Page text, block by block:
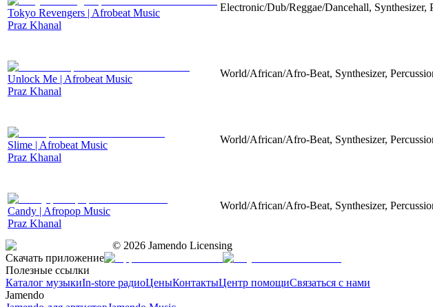
Tokyo Revengers | Afrobeat Music
Praz Khanal
Electronic/Dub/Reggae/Dancehall, Synthesizer,
Unlock Me | Afrobeat Music
Praz Khanal
World/African/Afro-Beat, Synthesizer,
Slime | Afrobeat Music
Praz Khanal
World/African/Afro-Beat, Synthesizer,
Candy | Afropop Music
Praz Khanal
World/African/Afro-Beat, Synthesizer,
© 2026 Jamendo Licensing
Скачать приложение
Полезные ссылки
Каталог музыкиIn-store радиоЦеныКонтактыЦентр помощиСвязаться с нами
Jamendo